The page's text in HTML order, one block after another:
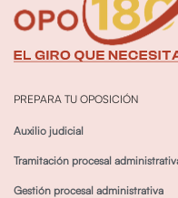
PREPARA TU OPOSICIÓN
Auxilio judicial
Tramitación procesal
Gestión procesal administrativa